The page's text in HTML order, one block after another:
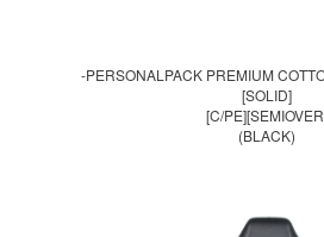
-PERSONALPACK PREMIUM
[SOLID]
[C/
(BLACK)